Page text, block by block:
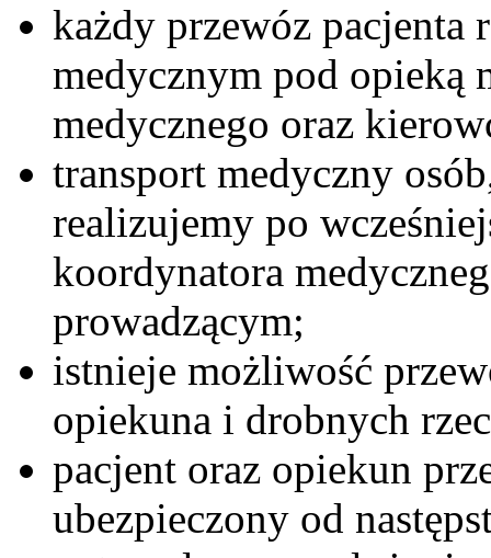
każdy przewóz pacjenta
medycznym pod opieką
medycznego oraz
transport medyczny
realizujemy po
koordynatora
prowadzącym;
istnieje możliwość
opiekuna i drobnych
pacjent oraz opiekun
ubezpieczony od